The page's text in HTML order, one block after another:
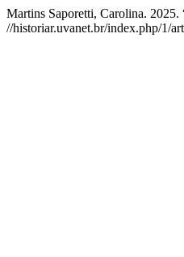
Martins Saporetti, Carolina.
//historiar.uvanet.br/index.php/1/